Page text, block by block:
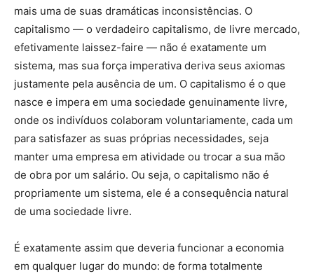
mais uma de suas dramáticas inconsistências. O
capitalismo — o verdadeiro capitalismo, de livre mercado,
efetivamente laissez-faire — não é exatamente um
sistema, mas sua força imperativa deriva seus axiomas
justamente pela ausência de um. O capitalismo é o que
nasce e impera em uma sociedade genuinamente livre,
onde os indivíduos colaboram voluntariamente, cada um
para satisfazer as suas próprias necessidades, seja
manter uma empresa em atividade ou trocar a sua mão
de obra por um salário. Ou seja, o capitalismo não é
propriamente um sistema, ele é a consequência natural
de uma sociedade livre.
É exatamente assim que deveria funcionar a economia
em qualquer lugar do mundo: de forma totalmente